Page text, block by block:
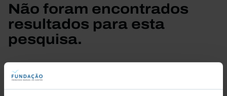
Não foram encontrados
resultados para esta
pesquisa.